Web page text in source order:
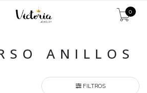
0
ANILLOS
FILTROS